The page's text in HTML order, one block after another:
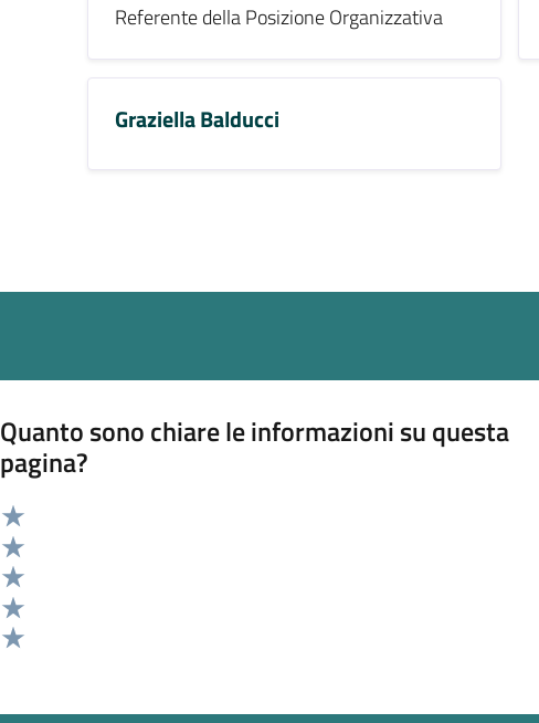
Referente della Posizione Organizzativa
Graziella Balducci
Quanto sono chiare le informazioni su questa
pagina?
Valuta 5 stelle su 5
Valuta 4 stelle su 5
Valuta 3 stelle su 5
Valuta 2 stelle su 5